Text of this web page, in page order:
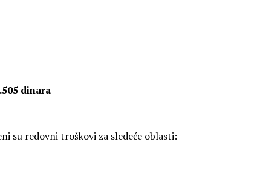
dinara
su redovni troškovi za sledeće oblasti: